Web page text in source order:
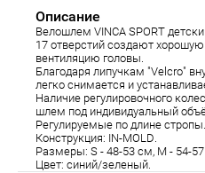
Описание
Велошлем VINCA SPORT
17 отверстий создают
вентиляцию головы.
Благодаря липучкам "Velcro"
легко снимается и
Наличие регулировочного
шлем под индивидуальный
Регулируемые по длине стропы.
Конструкция: IN-MOLD.
Размеры: S - 48-53 см, M - 54-
Цвет: синий/зеленый.